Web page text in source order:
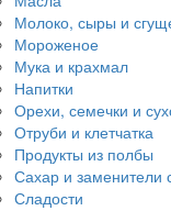
Молоко, сыры и
Мороженое
Мука и крахмал
Напитки
Орехи, семечки и
Отруби и клетчатка
Продукты из полбы
Сахар и заменители
Сладости